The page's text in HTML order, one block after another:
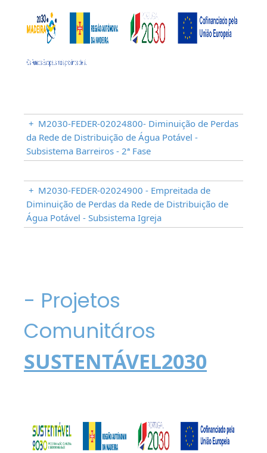
+ M2030-FEDER-02024800- Diminuição de Perdas
da Rede de Distribuição de Água Potável -
Subsistema Barreiros - 2ª Fase
+ M2030-FEDER-02024900 - Empreitada de
Diminuição de Perdas da Rede de Distribuição de
Água Potável - Subsistema Igreja
- Projetos
Comunitáros
SUSTENTÁVEL2030